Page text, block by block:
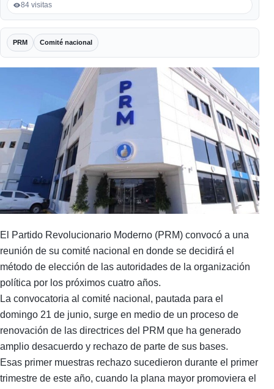
84 visitas
PRM Comité nacional
El Partido Revolucionario Moderno (PRM) convocó a una
reunión de su comité nacional en donde se decidirá el
método de elección de las autoridades de la organización
política por los próximos cuatro años.
La convocatoria al comité nacional, pautada para el
domingo 21 de junio, surge en medio de un proceso de
renovación de las directrices del PRM que ha generado
amplio desacuerdo y rechazo de parte de sus bases.
Esas primer muestras rechazo sucedieron durante el primer
trimestre de este año, cuando la plana mayor promoviera el